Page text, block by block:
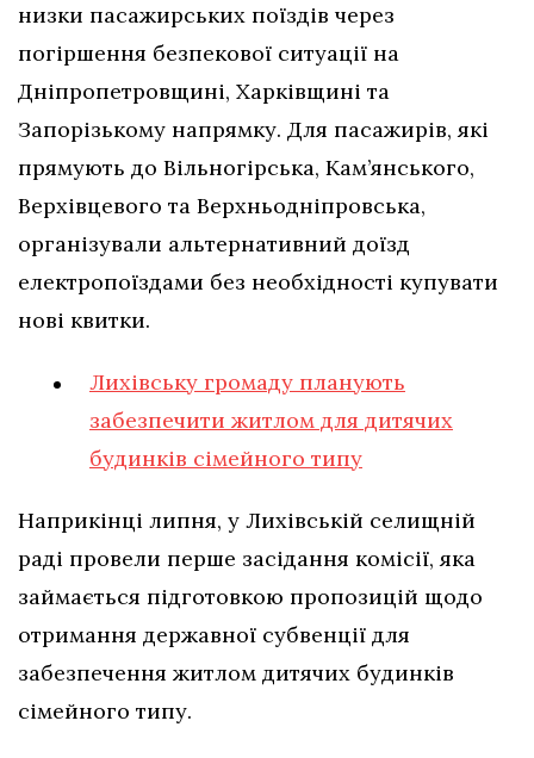
низки пасажирських поїздів через
погіршення безпекової ситуації на
Дніпропетровщині, Харківщині та
Запорізькому напрямку. Для пасажирів, які
прямують до Вільногірська, Кам’янського,
Верхівцевого та Верхньодніпровська,
організували альтернативний доїзд
електропоїздами без необхідності купувати
нові квитки.
Лихівську громаду планують
забезпечити житлом для дитячих
будинків сімейного типу
Наприкінці липня, у Лихівській селищній
раді провели перше засідання комісії, яка
займається підготовкою пропозицій щодо
отримання державної субвенції для
забезпечення житлом дитячих будинків
сімейного типу.